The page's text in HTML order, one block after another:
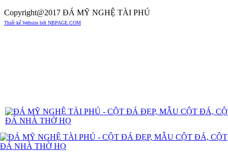
Copyright@2017 ĐÁ MỸ NGHỆ TÀI PHÚ
Thiết kế Website bởi NBPAGE.COM